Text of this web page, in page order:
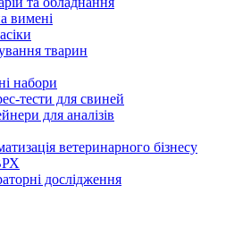
вимені
тварин
набори
тести для свиней
для аналізів
ветеринарного бізнесу
дослідження